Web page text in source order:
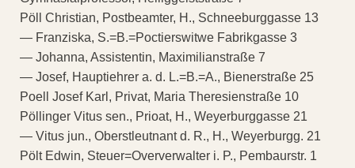
Pöll Christian, Postbeamter, H., Schneeburggasse 13
— Franziska, S.=B.=Poctierswitwe Fabrikgasse 3
— Johanna, Assistentin, Maximilianstraße 7
— Josef, Hauptiehrer a. d. L.=B.=A., Bienerstraße 25
Poell Josef Karl, Privat, Maria Theresienstraße 10
Pöllinger Vitus sen., Prioat, H., Weyerburggasse 21
— Vitus jun., Oberstleutnant d. R., H., Weyerburgg. 21
Pölt Edwin, Steuer=Oververwalter i. P., Pembaurstr. 1